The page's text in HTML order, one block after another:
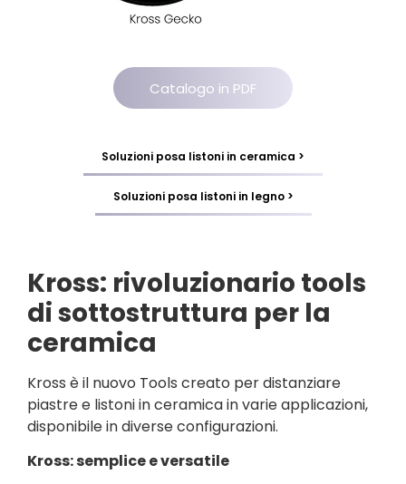
Catalogo in PDF
Soluzioni posa listoni in ceramica >
Soluzioni posa listoni in legno >
Kross: rivoluzionario tools
di sottostruttura per la
ceramica
Kross è il nuovo Tools creato per distanziare
piastre e listoni in ceramica in varie applicazioni,
disponibile in diverse configurazioni.
Kross: semplice e versatile